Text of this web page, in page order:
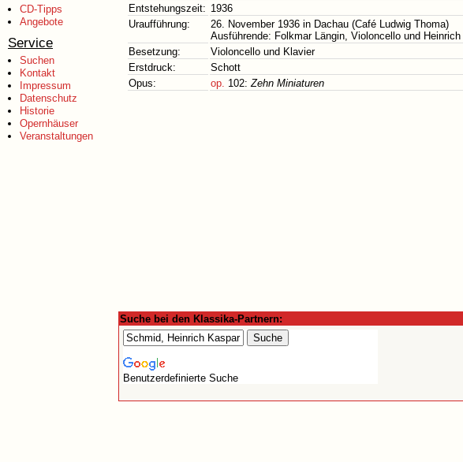
CD-Tipps
Angebote
Service
Suchen
Kontakt
Impressum
Datenschutz
Historie
Opernhäuser
Veranstaltungen
Entstehungszeit: 1936
Uraufführung:
26. November 1936 in Dachau (Café Ludwig Thoma)
Ausführende: Folkmar Längin, Violoncello und
Besetzung:
Violoncello und Klavier
Erstdruck:
Schott
Opus:
op. 102:Zehn Miniaturen
Suche bei den Klassika-Partnern:
Benutzerdefinierte Suche